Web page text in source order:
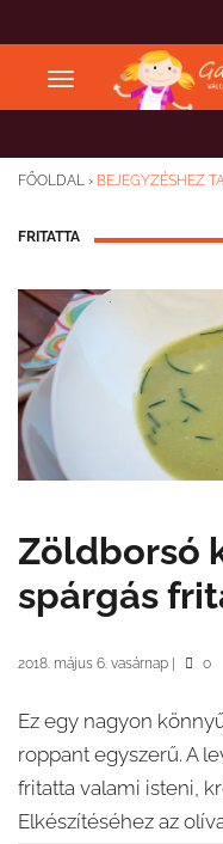
FŐOLDAL › BEJEGYZÉSHEZ
FRITATTA
Zöldborsó
spárgás
2018. május 6. vasárnap 0
Ez egy nagyon
roppant egyszerű. A
fritatta valami isteni,
Elkészítéséhez az